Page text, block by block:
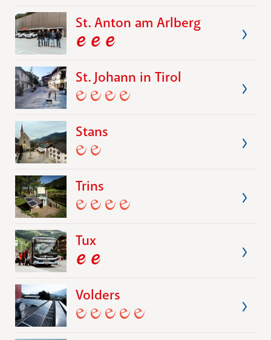
St. Anton am Arlberg
St. Johann in Tirol
Stans
Trins
Tux
Volders